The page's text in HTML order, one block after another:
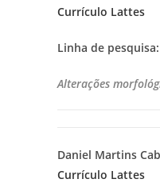
Currículo Lattes
Linha de pesquisa:
Alterações
Daniel Martins
Currículo Lattes